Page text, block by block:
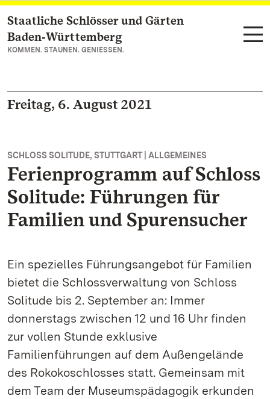
Zum Hauptinhalt springen
Staatliche Schlösser und Gärten
Baden‑Württemberg
KOMMEN. STAUNEN. GENIESSEN.
Freitag, 6. August 2021
SCHLOSS SOLITUDE, STUTTGART | ALLGEMEINES
Ferienprogramm auf Schloss
Solitude: Führungen für
Familien und Spurensucher
Ein spezielles Führungsangebot für Familien
bietet die Schlossverwaltung von Schloss
Solitude bis 2. September an: Immer
donnerstags zwischen 12 und 16 Uhr finden
zur vollen Stunde exklusive
Familienführungen auf dem Außengelände
des Rokokoschlosses statt. Gemeinsam mit
dem Team der Museumspädagogik erkunden